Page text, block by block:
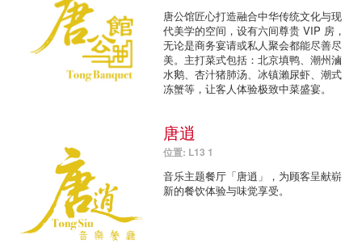
唐公馆匠心打造融合中华传统文化与现
代美学的空间，设有六间尊贵 VIP 房，
无论是商务宴请或私人聚会都能尽善尽
美。主打菜式包括：北京填鸭、潮州滷
水鹅、杏汁猪肺汤、冰镇瀨尿虾、潮式
冻蟹等，让客人体验极致中菜盛宴。
唐逍
位置: L13 1
音乐主题餐厅「唐逍」，为顾客呈献崭
新的餐饮体验与味觉享受。